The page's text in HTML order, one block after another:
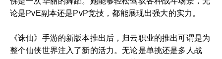
论是PvE副本还是PvP竞技，都能展现出强大的实力。
《诛仙》手游的新版本推出后，归云职业的推出可谓是为
整个仙侠世界注入了新的活力。无论是单挑还是多人战